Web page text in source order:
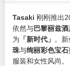
Tasaki 刚刚推出
依然与巴黎丽兹
为 「新时代」 。
珠与绚丽彩色宝石
服装和女性风尚。